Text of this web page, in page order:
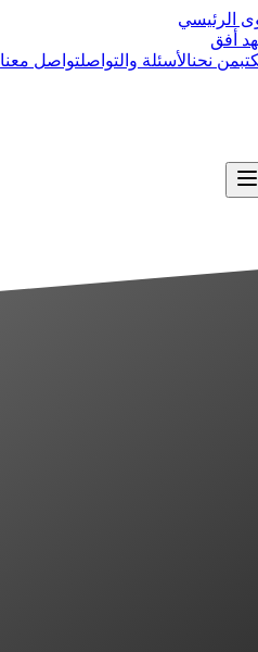
الرئيسي
أفق
من نحنالأسئلة والتواصلتواصل معنا